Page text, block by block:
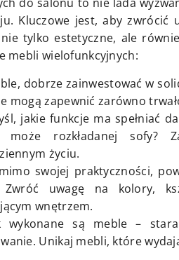
Kluczowe jest, aby
tylko estetyczne, ale
mebli wielofunkcyjnych:
dobrze zainwestować w
mogą zapewnić zarówno
jakie funkcje ma spełniać
może rozkładanej sofy?
życiu.
swojej praktyczności,
uwagę na kolory,
wnętrzem.
wykonane są meble –
Unikaj mebli, które